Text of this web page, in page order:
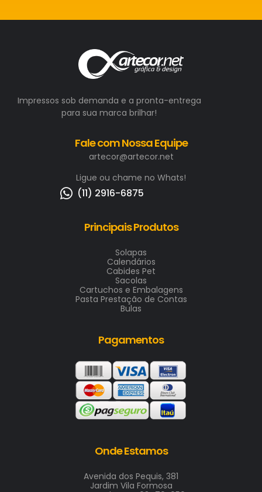
Impressos sob demanda e a pronta-entrega
para sua marca brilhar!
Fale com Nossa Equipe
artecor@artecor.net
Ligue ou chame no Whats!
(11) 2916-6875
Principais Produtos
Solapas
Calendários
Cabides Pet
Sacolas
Cartuchos e Embalagens
Pasta Prestação de Contas
Bulas
Pagamentos
Onde Estamos
Avenida dos Pequis, 381
Jardim Vila Formosa